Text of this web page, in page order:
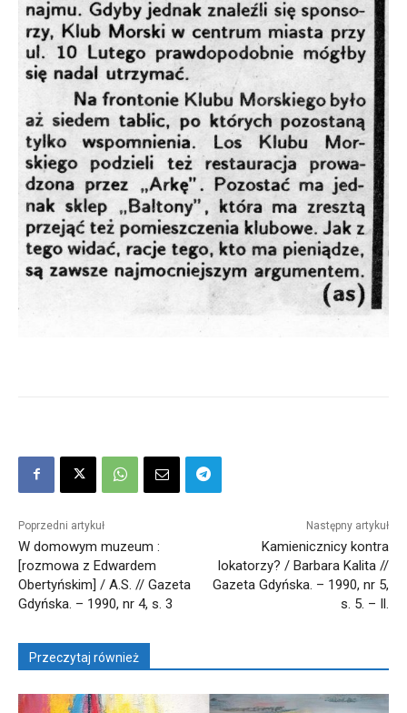
Poprzedni artykuł
W domowym muzeum :
[rozmowa z Edwardem
Obertyńskim] / A.S. // Gazeta
Gdyńska. – 1990, nr 4, s. 3
Następny artykuł
Kamienicznicy kontra
lokatorzy? / Barbara Kalita //
Gazeta Gdyńska. – 1990, nr 5,
s. 5. – Il.
Przeczytaj również